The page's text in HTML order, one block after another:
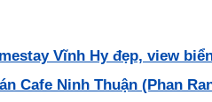
Vĩnh Hy đẹp, view
Cafe Ninh Thuận (Phan